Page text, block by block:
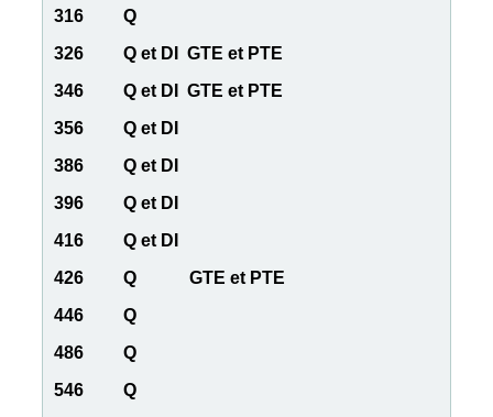
316 Q
326 Q et DI GTE et PTE
346 Q et DI GTE et PTE
356 Q et DI
386 Q et DI
396 Q et DI
416 Q et DI
426 Q GTE et PTE
446 Q
486 Q
546 Q